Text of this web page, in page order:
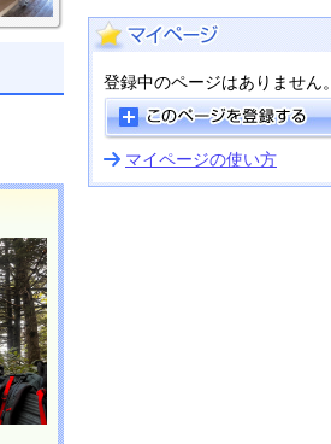
登録中のページはありません。
マイページの使い方